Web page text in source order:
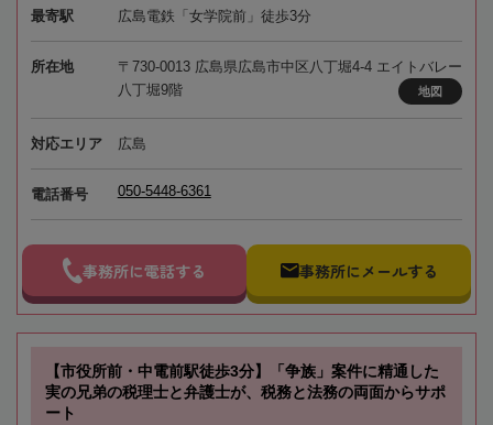
最寄駅 広島電鉄「女学院前」徒歩3分
所在地
〒730-0013 広島県広島市中区八丁堀4-4 エイトバレー
八丁堀9階
地図
対応エリア 広島
電話番号 050-5448-6361
事務所に電話する 事務所にメールする
【市役所前・中電前駅徒歩3分】「争族」案件に精通した
実の兄弟の税理士と弁護士が、税務と法務の両面からサポ
ート